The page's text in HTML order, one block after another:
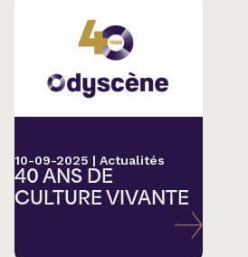
10-09-2025 | Actualités
40 ANS DE
CULTURE VIVANTE